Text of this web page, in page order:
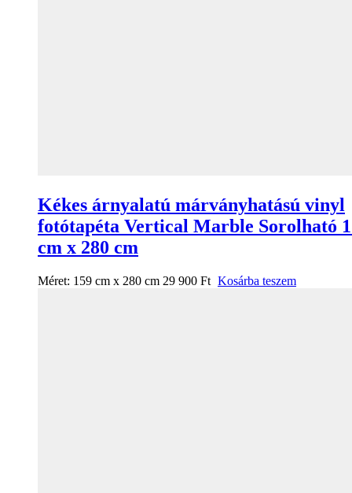
Kékes árnyalatú márványhatású vinyl
fotótapéta Vertical Marble Sorolható
cm x 280 cm
Méret: 159 cm x 280 cm 29 900 Ft Kosárba teszem